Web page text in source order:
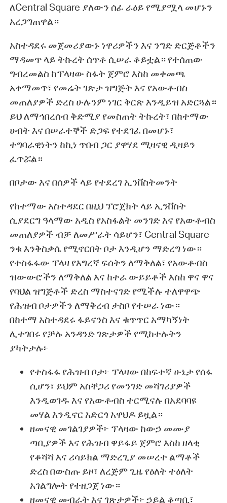
ለCentral Square ያለውን ሰፊ ራዕይ የሚያሟላ መሆኑን
አረጋግጠዋል።
አስተዳደሩ መጀመሪያውኑ ነዋሪዎችን እና ንግድ ድርጅቶችን
ማዳመጥ ላይ ትኩረት ሰጥቶ ሲሠራ ቆይቷል። የተሰጠው
ግብረመልስ ከፕላዛው ስፋት ጀምሮ እስከ መቀመጫ
አቀማመጥ፣ የመሬት ገጽታ ዝግጅት እና የአውቶብስ
መጠለያዎች ድረስ ሁሉንም ነገር ቅርጽ እንዲይዝ አድርጓል።
ይህ ለማኅበረሰብ ቅድሚያ የመስጠት ትኩረት፣ በከተማው
ሀብት እና በሠራተኞች ድጋፍ የተደገፈ በመሆኑ፣
ተግባራዊነትን ከኪነ ጥበብ ጋር ያዋሃደ ሚዛናዊ ዲዛይን
ፈጥሯል።
በቦታው እና በሰዎች ላይ የተደረገ ኢንቨስትመንት
የከተማው አስተዳደር በዚህ ፕሮጀክት ላይ ኢንቨስት
ሲያደርግ ዓላማው አዲስ የአስፋልት መንገድ እና የአውቶብስ
መጠለያዎች ብቻ ለመሥራት ሳይሆን፣ Central Square
ንቁ እንቅስቃሴ የሚኖርበት ቦታ እንዲሆን ማድረግ ነው።
የተስፋፋው ፕላዛ የእግረኛ ፍሰትን ለማቅለል፣ የአውቶብስ
ዝውውሮችን ለማቅለል እና ከተራ ውይይቶች እስከ ዋና ዋና
የባህል ዝግጅቶች ድረስ ማስተናገድ የሚችሉ ተለዋዋጭ
የሕዝብ ቦታዎችን ለማቅረብ ታስቦ የተሠራ ነው።
በከተማ አስተዳደሩ ፋይናንስ እና ቁጥጥር አማካኝነት
ሊተገበሩ የቻሉ አንዳንድ ገጽታዎች የሚከተሉትን
ያካትታሉ፦
የተስፋፋ የሕዝብ ቦታ፦ ፕላዛው በከፍተኛ ሁኔታ የሰፋ
ሲሆን፣ ይህም አስቸጋሪ የመንገድ መሻገሪያዎች
እንዲወገዱ እና የአውቶብስ ተርሚናሉ በአደባባዩ
መሃል እንዲኖር አድርጎ አዋህዶ ይዟል።
ዘመናዊ መገልገያዎች፦ ፕላዛው ከውኃ መሙያ
ጣቢያዎች እና የሕዝብ ዋይፋይ ጀምሮ እስከ ዘላቂ
የቆሻሻ እና ሪሳይክል ማድረጊያ መሠረተ ልማቶች
ድረስ በውስጡ ይዞ፣ ለረጅም ጊዜ የዕለት ተዕለት
አገልግሎት የተዘጋጀ ነው።
ዘመናዊ መብራት እና ገጽታዎች፦ ኃይል ቆጣቢ፣